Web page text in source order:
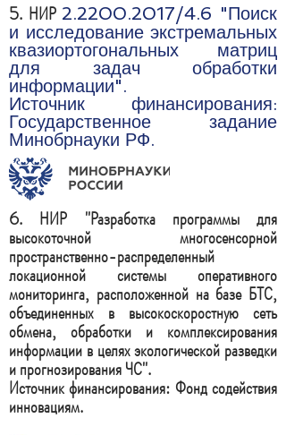
5. НИР 2.2200.2017/4.6 "Поиск
и исследование экстремальных
квазиортогональных матриц
для задач обработки
информации".
Источник финансирования:
Государственное задание
Минобрнауки РФ.
6. НИР "Разработка программы для
высокоточной многосенсорной
пространственно-распределенный
локационной системы оперативного
мониторинга, расположенной на базе БТС,
объединенных в высокоскоростную сеть
обмена, обработки и комплексирования
информации в целях экологической разведки
и прогнозирования ЧС".
Источник финансирования: Фонд содействия
инновациям.